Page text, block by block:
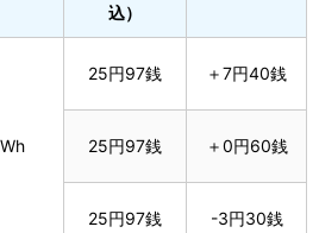
込）
25円97銭 ＋7円40銭
25円97銭 ＋0円60銭
25円97銭 -3円30銭